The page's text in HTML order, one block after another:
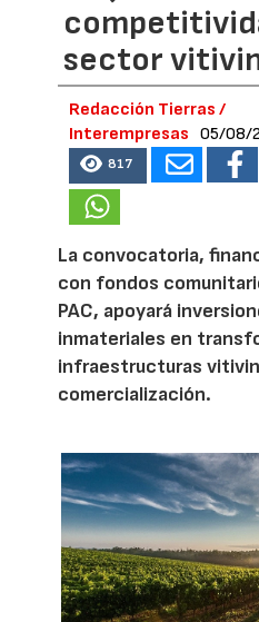
sector
Redacción Tierras /
Interempresas
05/08/
817
La convocatoria,
con fondos
PAC, apoyará
inmateriales en
infraestructuras
comercialización.